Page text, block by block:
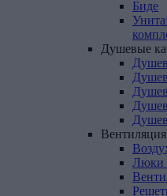
Биде
Душевые
Вентиляция
Люки